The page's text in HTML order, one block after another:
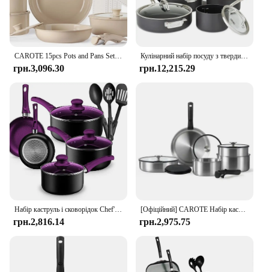
CAROTE 15pcs Pots and Pans Set, Ceramic Cookware Set Detachable Handle, Induction Nonstick Kitchen Cookware Sets with
грн.3,096.30
Кулінарний набір посуду з твердим анодованим антипригарним покриттям, 10 предметів, можна мити в посудомийній машині, можна використовувати в духовці, працює на всіх варильних панелях, включаючи індукцію
грн.12,215.29
Набір каструль і сковорідок Chef's Star Набори кухонного посуду Антипригарний алюміній Основи для приготування їжі 11 предметів Фіолетовий
грн.2,816.14
[Офіційний] CAROTE Набір каструль і сковорідок з 12 предметів, набір кухонного посуду з нержавіючої сталі, знімна ручка, набори індукційного посуду
грн.2,975.75